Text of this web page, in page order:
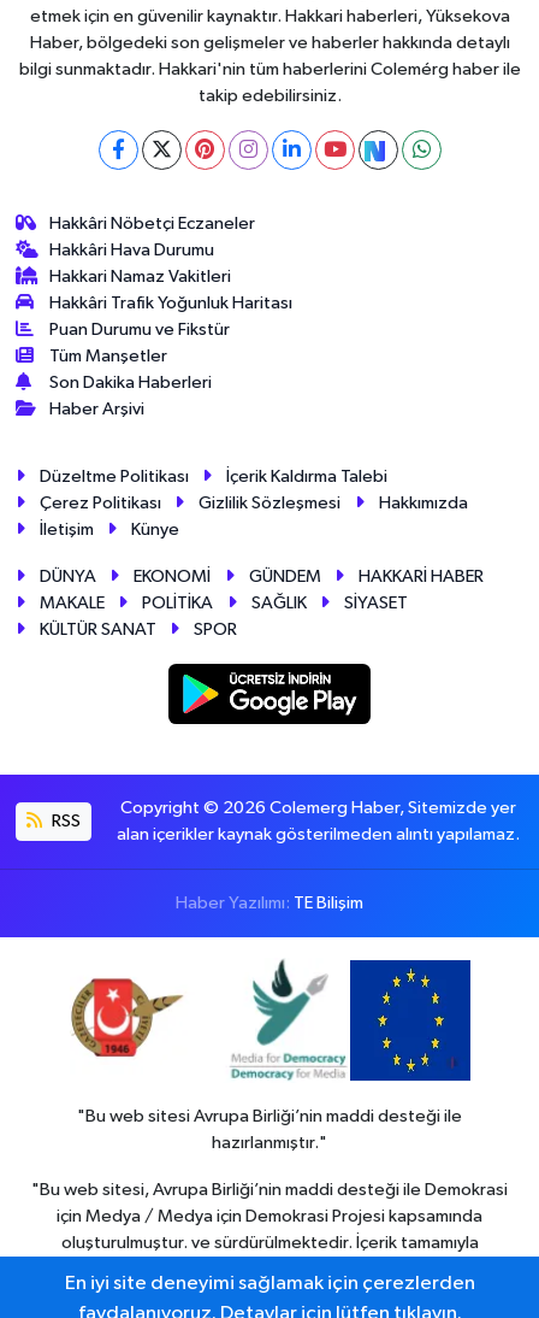
etmek için en güvenilir kaynaktır. Hakkari haberleri, Yüksekova
Haber, bölgedeki son gelişmeler ve haberler hakkında detaylı
bilgi sunmaktadır. Hakkari'nin tüm haberlerini Colemérg haber ile
takip edebilirsiniz.
Hakkâri Nöbetçi Eczaneler
Hakkâri Hava Durumu
Hakkari Namaz Vakitleri
Hakkâri Trafik Yoğunluk Haritası
Puan Durumu ve Fikstür
Tüm Manşetler
Son Dakika Haberleri
Haber Arşivi
Düzeltme Politikası
İçerik Kaldırma Talebi
Çerez Politikası
Gizlilik Sözleşmesi
Hakkımızda
İletişim
Künye
DÜNYA EKONOMİ GÜNDEM
HAKKARİ HABER
MAKALE
POLİTİKA SAĞLIK
SİYASET
KÜLTÜR SANAT
SPOR
RSS
Copyright © 2026 Colemerg Haber, Sitemizde yer
alan içerikler kaynak gösterilmeden alıntı yapılamaz.
Haber Yazılımı: TE Bilişim
"Bu web sitesi Avrupa Birliği’nin maddi desteği ile
hazırlanmıştır."
"Bu web sitesi, Avrupa Birliği’nin maddi desteği ile Demokrasi
için Medya / Medya için Demokrasi Projesi kapsamında
oluşturulmuştur. ve sürdürülmektedir. İçerik tamamıyla
görüşlerini yansıtmak zorunda değildir."
En iyi site deneyimi sağlamak için çerezlerden
faydalanıyoruz. Detaylar için lütfen tıklayın.